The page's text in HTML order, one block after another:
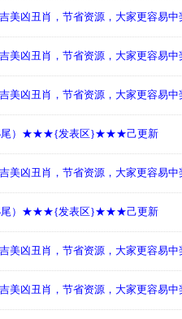
美凶丑肖，节省资源，大家更容易
美凶丑肖，节省资源，大家更容易
美凶丑肖，节省资源，大家更容易
小尾）★★★{发表区}★★★己更新
美凶丑肖，节省资源，大家更容易
小尾）★★★{发表区}★★★己更新
美凶丑肖，节省资源，大家更容易
美凶丑肖，节省资源，大家更容易